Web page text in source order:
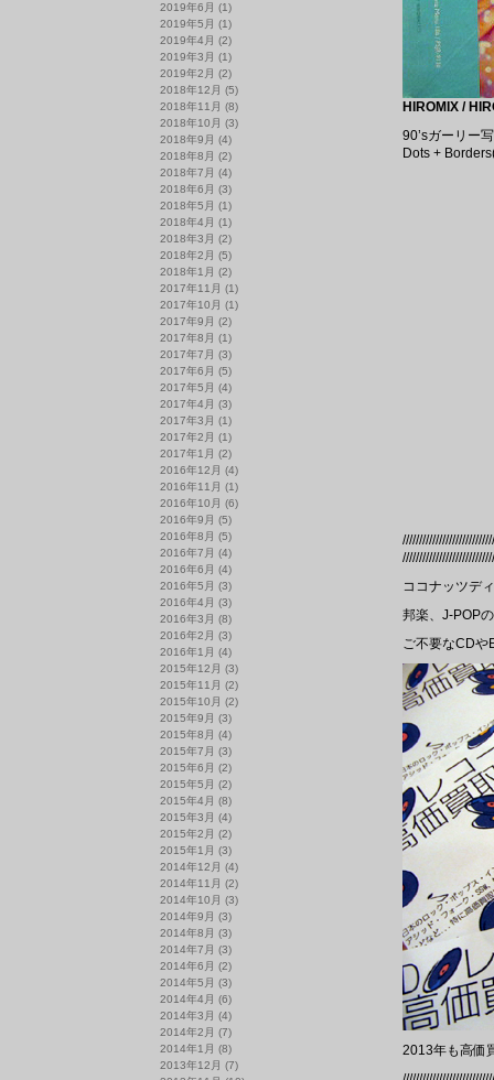
HIROMIX /
90’sガーリー
Dots +
ココナッツデ
邦楽、J-POP
ご不要なCDや
2013年も高価
2019年6月 (1)
2019年5月 (1)
2019年4月 (2)
2019年3月 (1)
2019年2月 (2)
2018年12月 (5)
2018年11月 (8)
2018年10月 (3)
2018年9月 (4)
2018年8月 (2)
2018年7月 (4)
2018年6月 (3)
2018年5月 (1)
2018年4月 (1)
2018年3月 (2)
2018年2月 (5)
2018年1月 (2)
2017年11月 (1)
2017年10月 (1)
2017年9月 (2)
2017年8月 (1)
2017年7月 (3)
2017年6月 (5)
2017年5月 (4)
2017年4月 (3)
2017年3月 (1)
2017年2月 (1)
2017年1月 (2)
2016年12月 (4)
2016年11月 (1)
2016年10月 (6)
2016年9月 (5)
2016年8月 (5)
2016年7月 (4)
2016年6月 (4)
2016年5月 (3)
2016年4月 (3)
2016年3月 (8)
2016年2月 (3)
2016年1月 (4)
2015年12月 (3)
2015年11月 (2)
2015年10月 (2)
2015年9月 (3)
2015年8月 (4)
2015年7月 (3)
2015年6月 (2)
2015年5月 (2)
2015年4月 (8)
2015年3月 (4)
2015年2月 (2)
2015年1月 (3)
2014年12月 (4)
2014年11月 (2)
2014年10月 (3)
2014年9月 (3)
2014年8月 (3)
2014年7月 (3)
2014年6月 (2)
2014年5月 (3)
2014年4月 (6)
2014年3月 (4)
2014年2月 (7)
2014年1月 (8)
2013年12月 (7)